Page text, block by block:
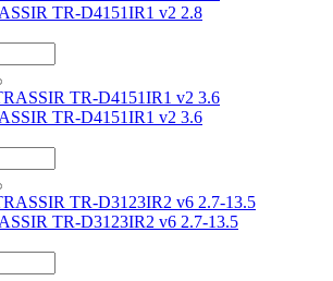
TR-D4151IR1 v2 2.8
TR-D4151IR1 v2 3.6
TR-D3123IR2 v6 2.7-13.5